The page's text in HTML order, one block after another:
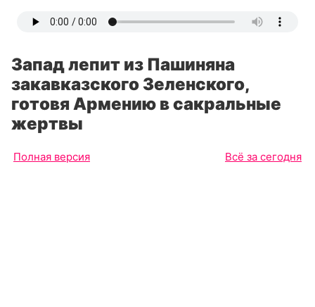
Запад лепит из Пашиняна
закавказского Зеленского,
готовя Армению в сакральные
жертвы
Полная версия Всё за сегодня